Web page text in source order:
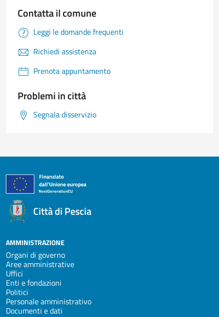
Contatta il comune
Leggi le domande frequenti
Richiedi assistenza
Prenota appuntamento
Problemi in città
Segnala disservizio
Città di Pescia
AMMINISTRAZIONE
Organi di governo
Aree amministrative
Uffici
Enti e fondazioni
Politici
Personale amministrativo
Documenti e dati